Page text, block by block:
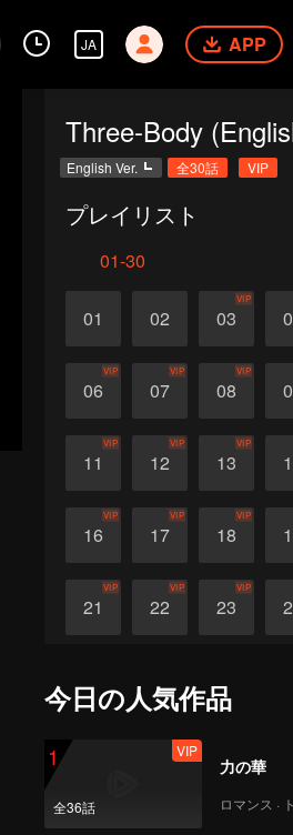
JA APP
Three-Body
English Ver. 全30話 VIP
プレイリスト
01-30
01 02 03
VIP
06
VIP
07
VIP
08
VIP
11
VIP
12
VIP
13
VIP
16
VIP
17
VIP
18
VIP
21
VIP
22
VIP
23
VIP
今日の人気作品
1
全36話
VIP
力の華